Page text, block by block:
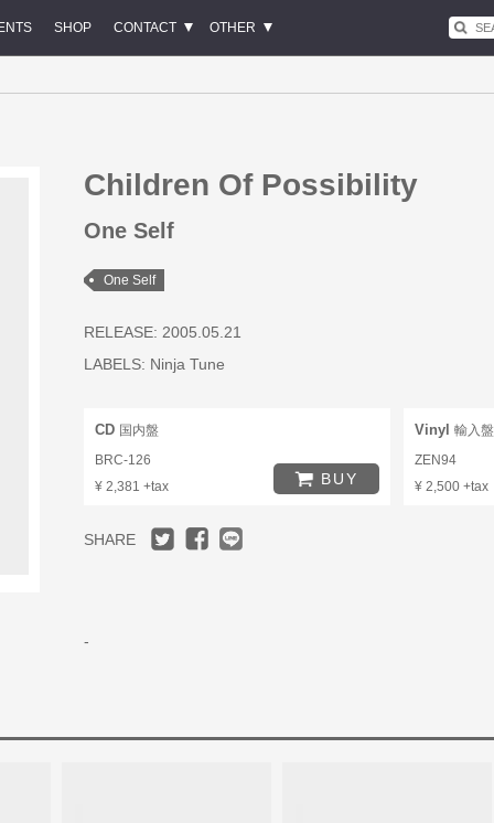
SHOP CONTACT OTHER
Children Of Possibility
One Self
One Self
RELEASE: 2005.05.21
LABELS: Ninja Tune
CD 国内盤
BRC-126
¥ 2,381 +tax
BUY
Vinyl 輸入盤
ZEN94
¥ 2,500 +tax
SHARE
-